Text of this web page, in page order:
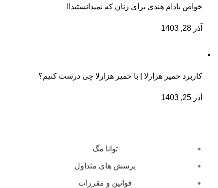
خواص بادام هندی برای زنان که نمیدانستید!!
آذر 28, 1403
کاربرد خمیر هزارلا | با خمیر هزارلا چی درست کنیم؟
آذر 25, 1403
توانا مگ
پرسش های متداول
قوانین و مقررات